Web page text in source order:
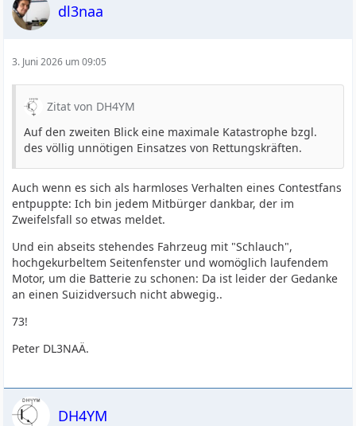
dl3naa
3. Juni 2026 um 09:05
Zitat von DH4YM
Auf den zweiten Blick eine maximale Katastrophe bzgl.
des völlig unnötigen Einsatzes von Rettungskräften.
Auch wenn es sich als harmloses Verhalten eines Contestfans
entpuppte: Ich bin jedem Mitbürger dankbar, der im
Zweifelsfall so etwas meldet.
Und ein abseits stehendes Fahrzeug mit "Schlauch",
hochgekurbeltem Seitenfenster und womöglich laufendem
Motor, um die Batterie zu schonen: Da ist leider der Gedanke
an einen Suizidversuch nicht abwegig..
73!
Peter DL3NAÄ.
DH4YM